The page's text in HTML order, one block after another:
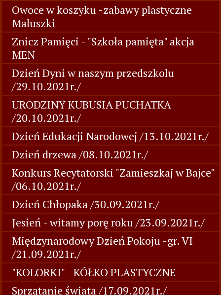
Owoce w koszyku -zabawy plastyczne
Maluszki
Znicz Pamięci - "Szkoła pamięta" akcja
MEN
Dzień Dyni w naszym przedszkolu
/29.10.2021r./
URODZINY KUBUSIA PUCHATKA
/20.10.2021r./
Dzień Edukacji Narodowej /13.10.2021r./
Dzień drzewa /08.10.2021r./
Konkurs Recytatorski "Zamieszkaj w Bajce"
/06.10.2021r./
Dzień Chłopaka /30.09.2021r./
Jesień - witamy porę roku /23.09.2021r./
Międzynarodowy Dzień Pokoju -gr. VI
/21.09.2021r./
"KOLORKI" - KÓŁKO PLASTYCZNE
Sprzątanie świata /17.09.2021r./